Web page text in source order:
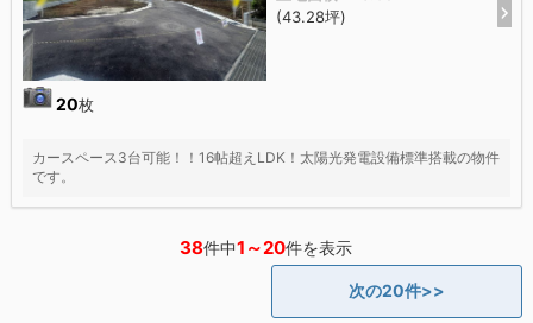
20枚
(43.28坪)
カースペース3台可能！！16帖超えLDK！太陽光発電設備標準搭載の物件
です。
38件中1～20件を表示
次の20件>>